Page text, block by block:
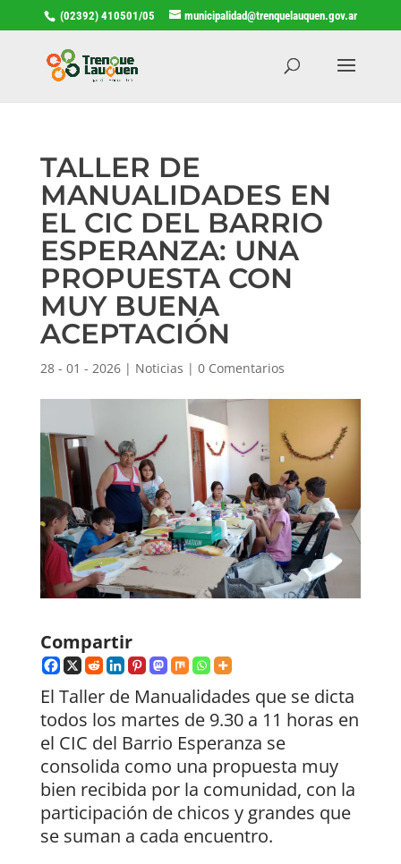
(02392) 410501/05 municipalidad@trenquelauquen.gov.ar
TALLER DE
MANUALIDADES EN
EL CIC DEL BARRIO
ESPERANZA: UNA
PROPUESTA CON
MUY BUENA
ACEPTACIÓN
28 - 01 - 2026| Noticias | 0 Comentarios
Compartir
El Taller de Manualidades que se dicta
todos los martes de 9.30 a 11 horas en
el CIC del Barrio Esperanza se
consolida como una propuesta muy
bien recibida por la comunidad, con la
participación de chicos y grandes que
se suman a cada encuentro.